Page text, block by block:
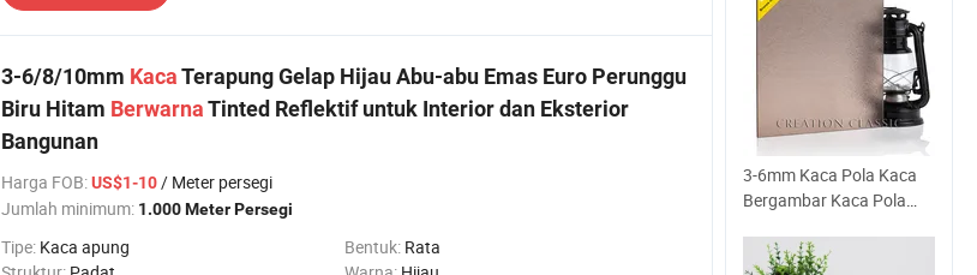
3-6/8/10mm KacaTerapung Gelap Hijau Abu-abu Emas Euro Perunggu
Biru Hitam BerwarnaTinted Reflektif untuk Interior dan Eksterior
Bangunan
Harga FOB:US$1-10/ Meter persegi
Jumlah minimum: 1.000 Meter Persegi
Tipe: Kaca apung Bentuk: Rata
3-6mm Kaca Pola Kaca
Bergambar Kaca Pola